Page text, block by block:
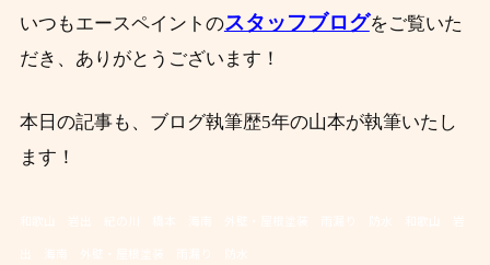
いつもエースペイントのスタッフブログをご覧いた
だき、ありがとうございます！
本日の記事も、ブログ執筆歴5年の山本が執筆いたし
ます！